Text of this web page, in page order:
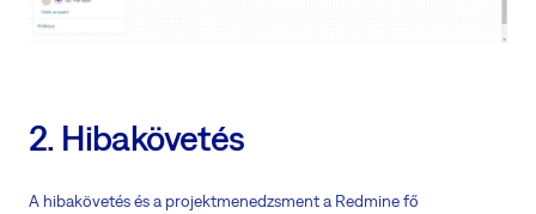
2. Hibakövetés
A hibakövetés és a projektmenedzsment a Redmine fő